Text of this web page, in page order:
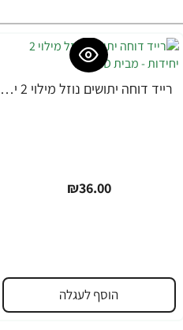
רייד דוחה יתושים נוזל מילוי 2 יחידות - מבית RAID
₪36.00
הוסף לעגלה